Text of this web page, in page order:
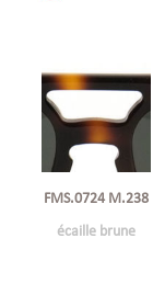
FMS.0724 M.238
écaille brune